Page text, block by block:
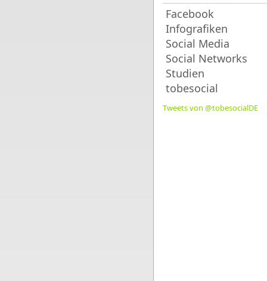
Facebook
Infografiken
Social Media
Social Networks
Studien
tobesocial
Tweets von @tobesocialDE